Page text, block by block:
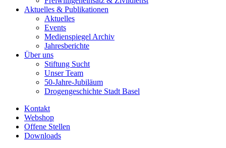
Aktuelles & Publikationen
Aktuelles
Events
Medienspiegel Archiv
Jahresberichte
Über uns
Stiftung Sucht
Unser Team
50-Jahre-Jubiläum
Drogengeschichte Stadt Basel
Kontakt
Webshop
Offene Stellen
Downloads